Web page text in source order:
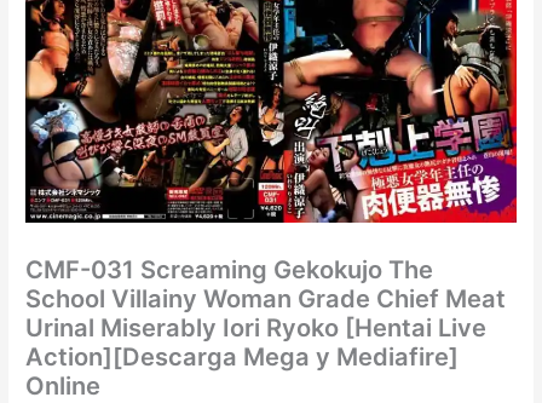
CMF-031 Screaming Gekokujo The
School Villainy Woman Grade Chief Meat
Urinal Miserably Iori Ryoko [Hentai Live
Action][Descarga Mega y Mediafire]
Online